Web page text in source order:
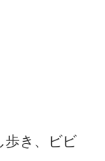
歩き、ビビ